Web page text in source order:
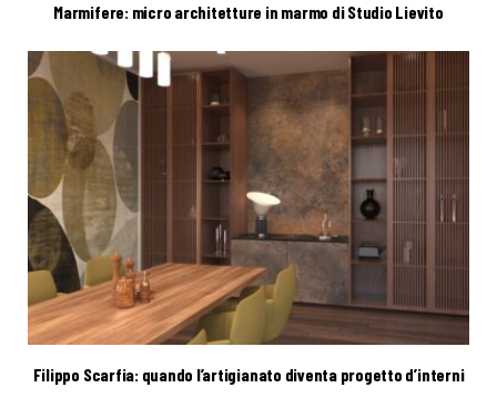
Marmifere: micro architetture in marmo di Studio Lievito
Filippo Scarfia: quando l’artigianato diventa progetto d’interni